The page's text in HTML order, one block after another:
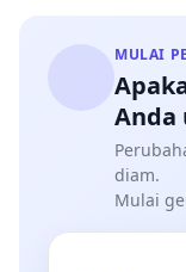
MULAI
Anda
diam.
Mulai